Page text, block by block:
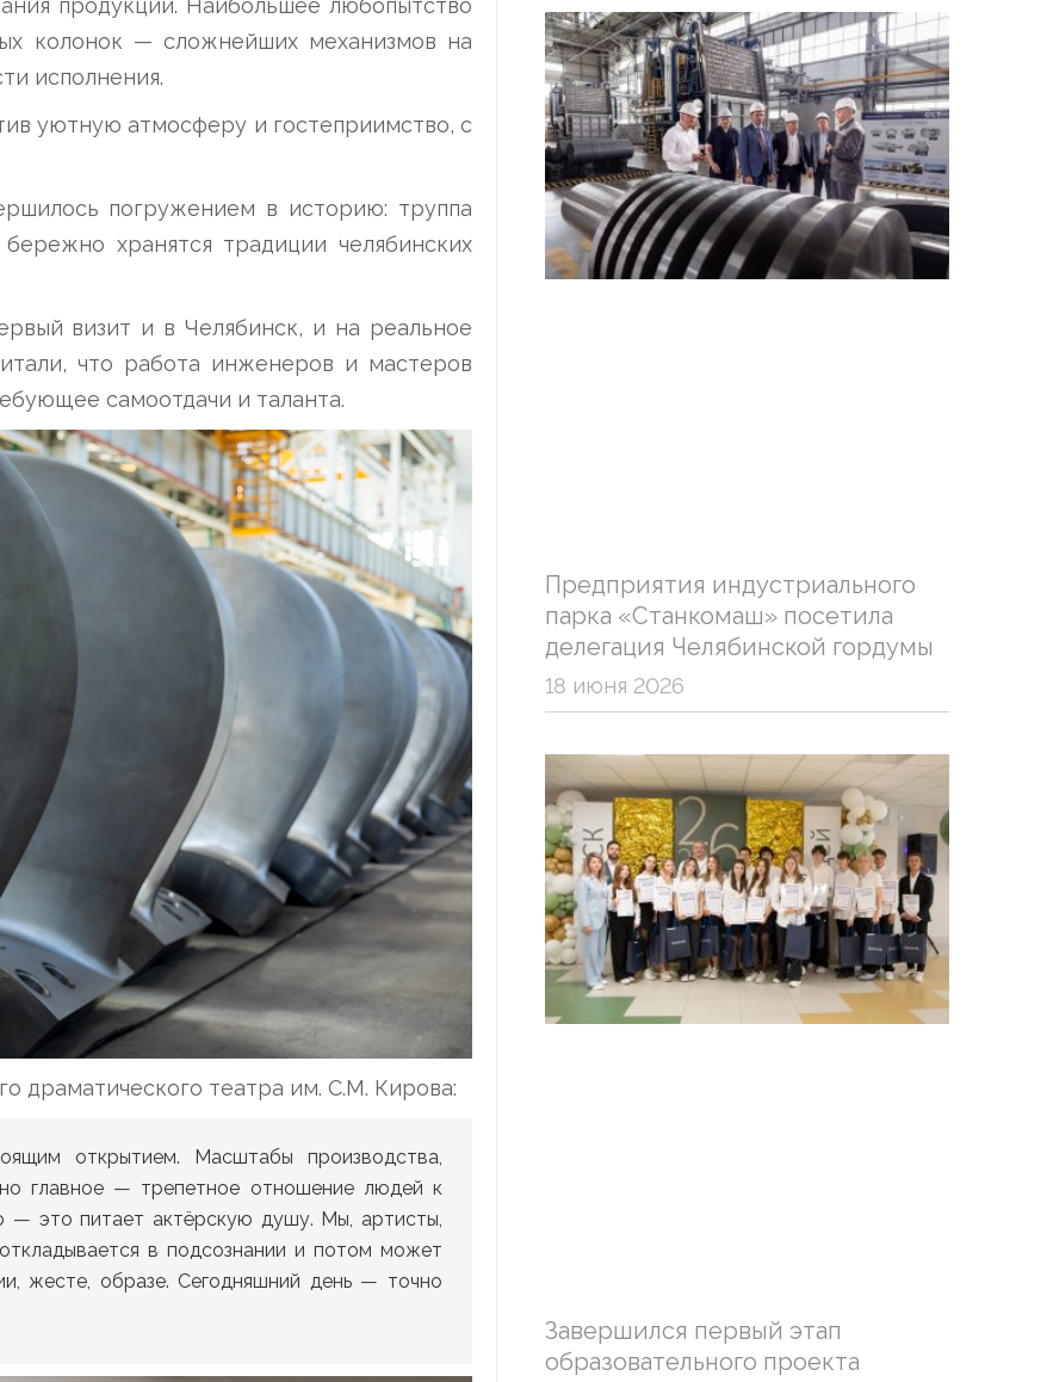
продукции. Наибольшее любопытство
колонок — сложнейших механизмов на
исполнения.
уютную атмосферу и гостеприимство, с
погружением в историю: труппа
хранятся традиции челябинских
визит и в Челябинск, и на реальное
что работа инженеров и мастеров
самоотдачи и таланта.
драматического театра им. С.М. Кирова:
открытием. Масштабы производства,
главное — трепетное отношение людей к
— это питает актёрскую душу. Мы, артисты,
в подсознании и потом может
жесте, образе. Сегодняшний день — точно
Предприятия индустриального
парка «Станкомаш» посетила
делегация Челябинской гордумы
18 июня 2026
Завершился первый этап
образовательного проекта